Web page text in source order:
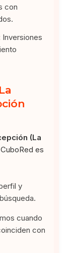
con
Inversiones
(La
es
y
cuando
con